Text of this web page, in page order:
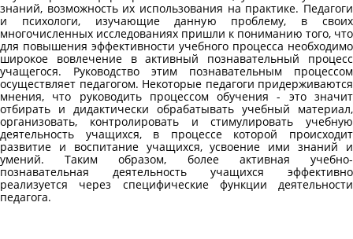
знаний, возможность их использования на практике. Педагоги
и психологи, изучающие данную проблему, в своих
многочисленных исследованиях пришли к пониманию того, что
для повышения эффективности учебного процесса необходимо
широкое вовлечение в активный познавательный процесс
учащегося. Руководство этим познавательным процессом
осуществляет педагогом. Некоторые педагоги придерживаются
мнения, что руководить процессом обучения - это значит
отбирать и дидактически обрабатывать учебный материал,
организовать, контролировать и стимулировать учебную
деятельность учащихся, в процессе которой происходит
развитие и воспитание учащихся, усвоение ими знаний и
умений. Таким образом, более активная учебно-
познавательная деятельность учащихся эффективно
реализуется через специфические функции деятельности
педагога.